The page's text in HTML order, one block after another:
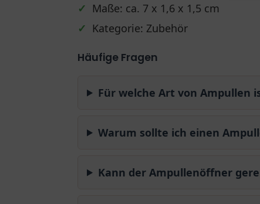
✓ Maße: ca. 7 x 1,6 x 1,5 cm
✓ Kategorie: Zubehör
Häufige Fragen
Für welche Art von Ampullen
Warum sollte ich einen
Kann der Ampullenöffner